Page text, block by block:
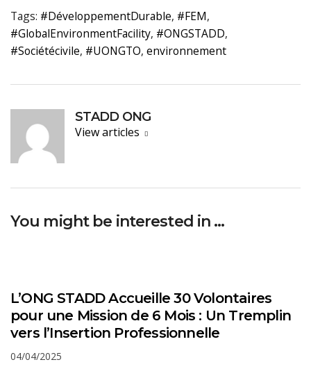
Tags: #DéveloppementDurable, #FEM,
#GlobalEnvironmentFacility, #ONGSTADD,
#Sociétécivile, #UONGTO, environnement
STADD ONG
View articles
You might be interested in …
L’ONG STADD Accueille 30 Volontaires
pour une Mission de 6 Mois : Un Tremplin
vers l’Insertion Professionnelle
04/04/2025